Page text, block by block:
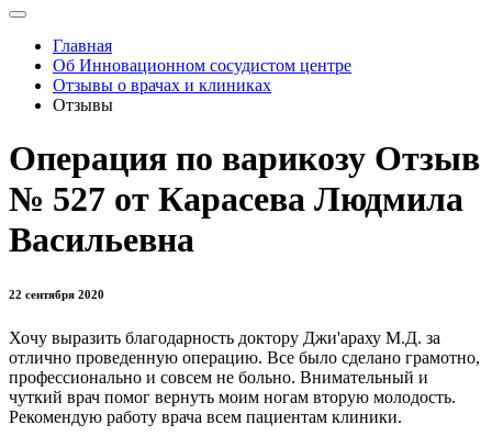
Главная
Об Инновационном сосудистом центре
Отзывы о врачах и клиниках
Отзывы
Операция по варикозу Отзыв
№ 527 от Карасева Людмила
Васильевна
22 сентября 2020
Хочу выразить благодарность доктору Джи'араху М.Д. за
отлично проведенную операцию. Все было сделано грамотно,
профессионально и совсем не больно. Внимательный и
чуткий врач помог вернуть моим ногам вторую молодость.
Рекомендую работу врача всем пациентам клиники.